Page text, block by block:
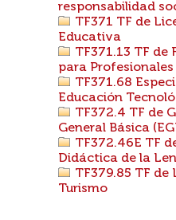
responsabilidad
TF371 TF de
Educativa
TF371.13 TF
para Profesionales
TF371.68
Educación
TF372.4 TF de
General Básica
TF372.46E TF
Didáctica de la
TF379.85 TF
Turismo